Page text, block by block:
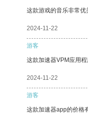
这款游戏的音乐非常优
2024-11-22
游客
这款加速器VPM应用
2024-11-22
游客
这款加速器app的价格